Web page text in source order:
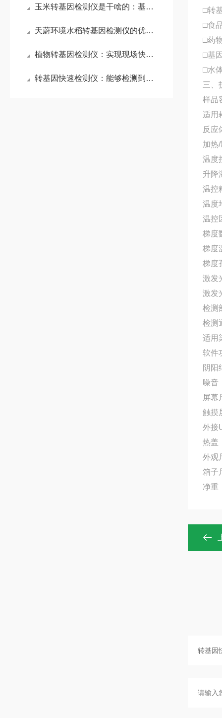
玉米转基因检测仪是干啥的：基于实时荧光定量技术，快速检测玉米转基因成分
天蔚环境水稻转基因检测仪的优势：清晰区分1000拷贝与2000拷贝的质粒DNA
植物转基因检测仪：实现现场快速检测，及时发现转基因作物异常生长情况
转基因快速检测仪：能够检测到极低浓度的转基因成分，确保检测结果的准确性
□转
□食
□药
□基
□水
三、
样品
适用
反应
加热
温度
升降
温控
温度
温控
梯度
梯度
梯度
激发
激发
检测
检测
适用
软件
阴阳
噪音
屏幕
触摸
外接
热盖
外观
箱子
净重